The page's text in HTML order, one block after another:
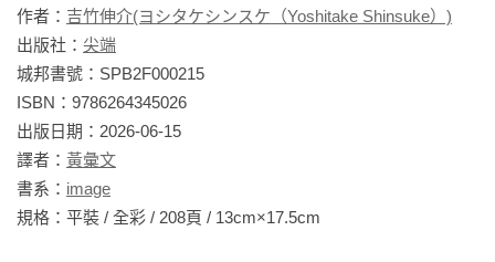
作者： 吉竹伸介(ヨシタケシンスケ（Yoshitake Shinsuke）)
出版社： 尖端
城邦書號：SPB2F000215
ISBN：9786264345026
出版日期：2026-06-15
譯者： 黃彙文
書系： image
規格：平裝 / 全彩 / 208頁 / 13cm×17.5cm